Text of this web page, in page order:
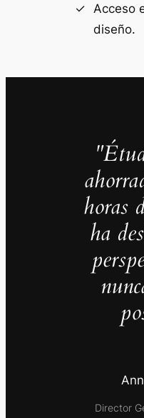
Acceso
diseño.
horas
ha
Director